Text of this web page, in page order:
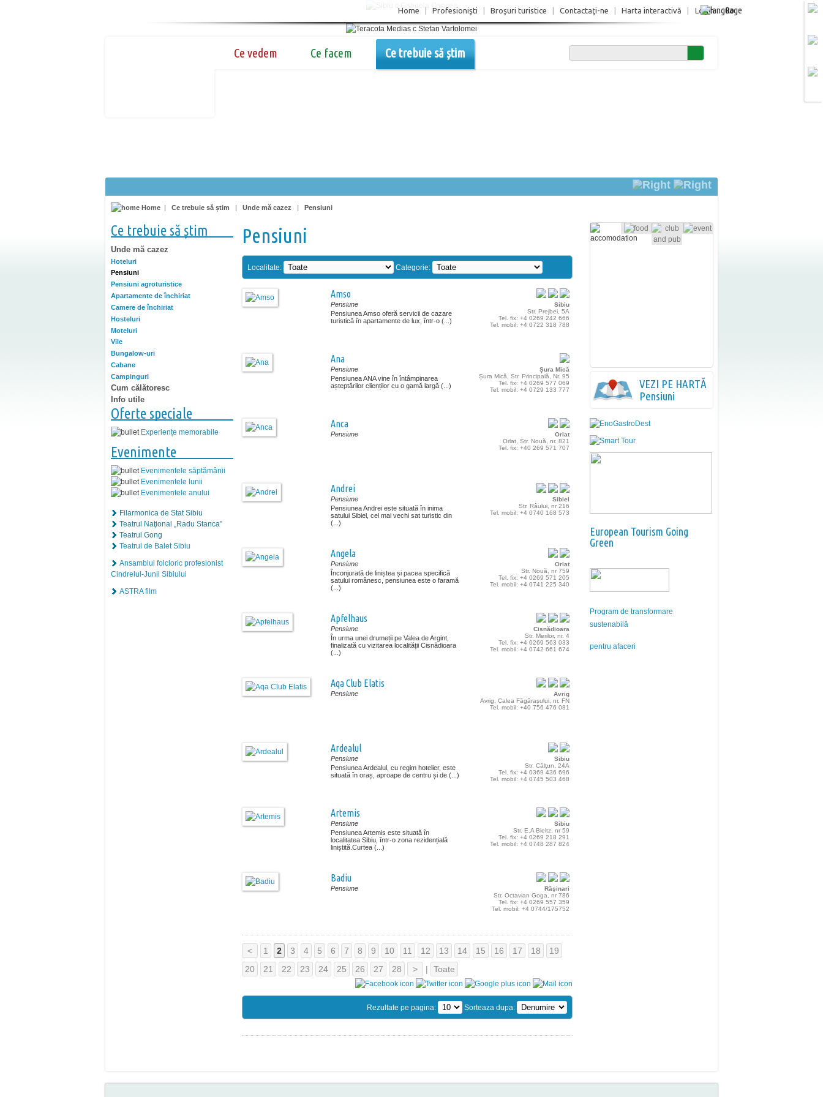
Login Ro
Home Profesionişti Broşuri turistice Contactaţi-ne Harta interactivă
Ce vedem Ce facem Ce trebuie să știm
Home | Ce trebuie să știm | Unde mă cazez | Pensiuni
Ce trebuie să știm
Unde mă cazez
Hoteluri
Pensiuni
Pensiuni agroturistice
Apartamente de închiriat
Camere de închiriat
Hosteluri
Moteluri
Vile
Bungalow-uri
Cabane
Campinguri
Cum călătoresc
Info utile
Oferte speciale
Experiențe memorabile
Evenimente
Evenimentele săptămânii
Evenimentele lunii
Evenimentele anului
Filarmonica de Stat Sibiu
Teatrul Naţional „Radu Stanca”
Teatrul Gong
Teatrul de Balet Sibiu
Ansamblul folcloric profesionist
Cindrelul-Junii Sibiului
ASTRA film
Pensiuni
Localitate: Categorie:
Amso
Sibiu
Str. Prejbei, 5A
Tel. fix: +4 0269 242 666
Tel. mobil: +4 0722 318 788
Pensiune
Pensiunea Amso oferă servicii de cazare
turistică în apartamente de lux, într-o (...)
Ana
Șura Mică
Șura Mică, Str. Principală, Nr. 95
Tel. fix: +4 0269 577 069
Tel. mobil: +4 0729 133 777
Pensiune
Pensiunea ANA vine în întâmpinarea
așteptărilor clienților cu o gamă largă (...)
Anca
Orlat
Orlat, Str. Nouă, nr. 821
Tel. fix: +40 269 571 707
Pensiune
Andrei
Sibiel
Str. Râului, nr 216
Tel. mobil: +4 0740 168 573
Pensiune
Pensiunea Andrei este situată în inima
satului Sibiel, cel mai vechi sat turistic din
(...)
Angela
Orlat
Str. Nouă, nr 759
Tel. fix: +4 0269 571 205
Tel. mobil: +4 0741 225 340
Pensiune
Înconjurată de liniștea și pacea specifică
satului românesc, pensiunea este o faramă
(...)
Apfelhaus
Cisnădioara
Str. Merilor, nr. 4
Tel. fix: +4 0269 563 033
Tel. mobil: +4 0742 661 674
Pensiune
În urma unei drumeții pe Valea de Argint,
finalizată cu vizitarea localității Cisnădioara
(...)
Aqa Club Elatis
Avrig
Avrig, Calea Făgărașului, nr. FN
Tel. mobil: +40 756 476 081
Pensiune
Ardealul
Sibiu
Str. Călţun, 24A
Tel. fix: +4 0369 436 696
Tel. mobil: +4 0745 503 468
Pensiune
Pensiunea Ardealul, cu regim hotelier, este
situată în oraș, aproape de centru și de (...)
Artemis
Sibiu
Str. E.A Bieltz, nr 59
Tel. fix: +4 0269 218 291
Tel. mobil: +4 0748 287 824
Pensiune
Pensiunea Artemis este situată în
localitatea Sibiu, într-o zona rezidențială
liniștită.Curtea (...)
Badiu
Răşinari
Str. Octavian Goga, nr 786
Tel. fix: +4 0269 557 359
Tel. mobil: +4 0744/175752
Pensiune
< 1 2 3 4 5 6 7 8 9 10 11 12 13 14 15 16 17 18
19
20
21 22 23 24 25 26 27 28 > | Toate
Rezultate pe pagina: Sorteaza dupa:
VEZI PE HARTĂ
Pensiuni
European Tourism Going
Green
Program de transformare
sustenabilă
pentru afaceri